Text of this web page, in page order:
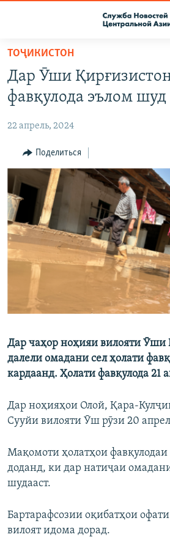
Вернуться
основному
содержанию
Вернутся
навигации
Вернутся
поиску
О ПРОЕКТЕ
ПОДПИСКА
КОНТАКТЫ
RFE/RL ДИРЕКТ
НАСТОЯЩЕЕ ВРЕМЯ
МИГРАНТ МЕДИА
ТОҶИКИСТОН
Дар Ӯши
фавқулода эълом шуд
22 апрель, 2024
Поделиться
Дар чаҳор ноҳияи вилояти Ӯши
далели омадани сел ҳолати
кардаанд. Ҳолати фавқулода 21
Дар ноҳияҳои Олой, Қара-
Сууйи вилояти Ӯш рӯзи 20
Мақомоти ҳолатҳои
доданд, ки дар натиҷаи
шудааст.
Бартарафсозии оқибатҳои
вилоят идома дорад.